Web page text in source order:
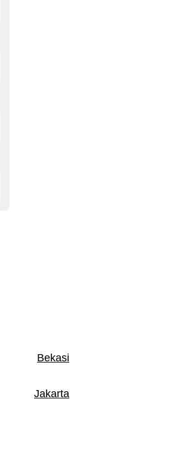
Bekasi
Jakarta